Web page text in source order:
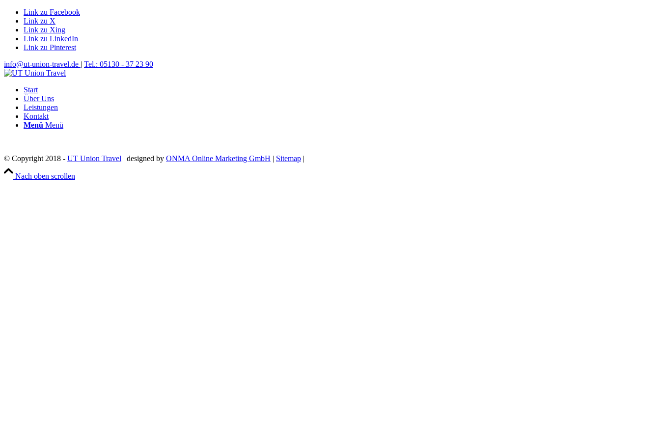
Link zu Facebook
Link zu X
Link zu Xing
Link zu LinkedIn
Link zu Pinterest
info@ut-union-travel.de | Tel.: 05130 - 37 23 90
Start
Über Uns
Leistungen
Kontakt
Menü Menü
© Copyright 2018 - UT Union Travel | designed by ONMA Online Marketing GmbH | Sitemap |
Nach oben scrollen